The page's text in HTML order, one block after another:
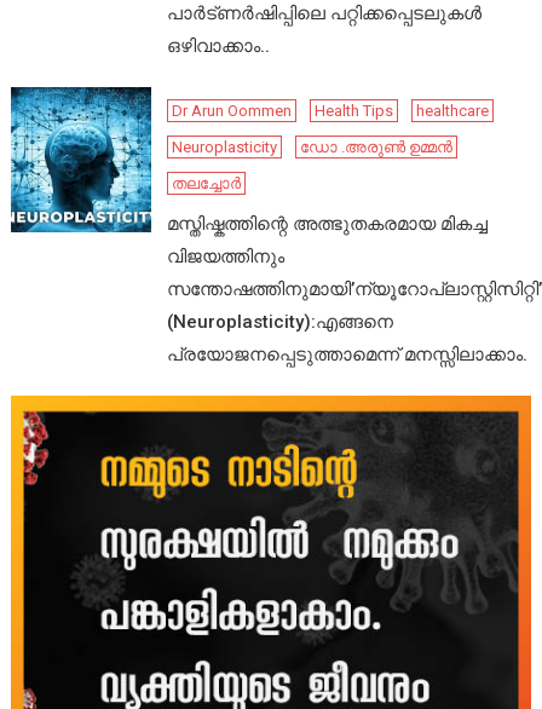
പാർട്ണർഷിപ്പിലെ പറ്റിക്കപ്പെടലുകൾ
ഒഴിവാക്കാം..
Dr Arun Oommen Health Tips
healthcare
Neuroplasticity
ഡോ .അരുൺ ഉമ്മൻ
തലച്ചോർ
മസ്തിഷ്കത്തിന്റെ അത്ഭുതകരമായ മികച്ച
വിജയത്തിനും
സന്തോഷത്തിനുമായി’ന്യൂറോപ്ലാസ്റ്റിസിറ്റി’
(Neuroplasticity):എങ്ങനെ
പ്രയോജനപ്പെടുത്താമെന്ന് മനസ്സിലാക്കാം.